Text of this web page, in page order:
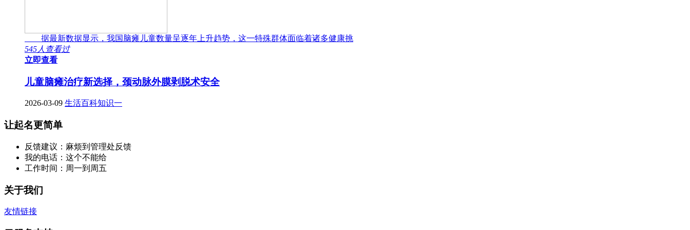
据最新数据显示，我国脑瘫儿童数量呈逐年上升趋势，这一特殊群体面临着诸多健康挑
545人查看过
立即查看
儿童脑瘫治疗新选择，颈动脉外膜剥脱术安全
2026-03-09 生活百科知识一
让起名更简单
反馈建议：麻烦到管理处反馈
我的电话：这个不能给
工作时间：周一到周五
关于我们
友情链接